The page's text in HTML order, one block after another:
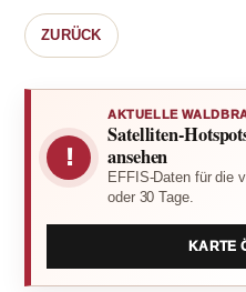
ZURÜCK
!
AKTUELLE
Satelliten-
ansehen
EFFIS-Daten für die
oder 30 Tage.
KARTE